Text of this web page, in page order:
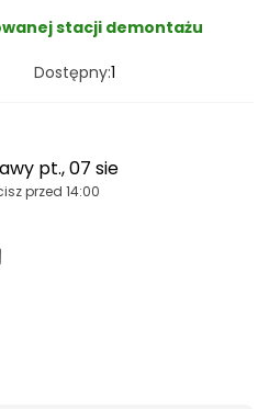
stacji demontażu
Dostępny:1
pt., 07 sie
przed 14:00